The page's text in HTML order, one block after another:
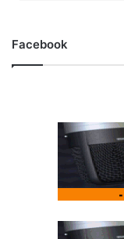
Facebook